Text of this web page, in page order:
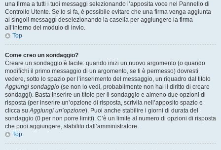
una firma a tutti i tuoi messaggi selezionando l’apposita voce nel Pannello di
Controllo Utente. Se lo si fa, è possibile evitare che una firma venga aggiunta
ai singoli messaggi deselezionando la casella per aggiungere la firma
all’interno del modulo di invio.
Top
Come creo un sondaggio?
Creare un sondaggio è facile: quando inizi un nuovo argomento (o quando
modifichi il primo messaggio di un argomento, se ti è permesso) dovresti
vedere, sotto lo spazio per l’inserimento del messaggio, un riquadro dal titolo
Aggiungi sondaggio (se non lo vedi, probabilmente non hai il diritto di creare
sondaggi). Basta inserire un titolo per il sondaggio e almeno due opzioni di
risposta (per inserire un’opzione di risposta, scrivila nell’apposito spazio e
clicca suAggiungi un’opzione). Puoi anche stabilire i giorni di durata del
sondaggio (0 per non porre limiti). C’è un limite al numero di opzioni di risposta
che puoi aggiungere, stabilito dall’amministratore.
Top